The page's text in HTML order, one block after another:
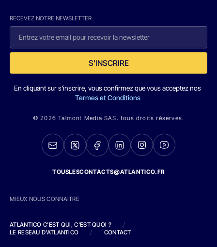
RECEVEZ NOTRE NEWSLETTER
S'INSCRIRE
En cliquant sur s'inscrire, vous confirmez que vous acceptez nos
Termes et Conditions
© 2026 Talmont Media SAS. tous droits réservés.
TOUSLESCONTACTS@ATLANTICO.FR
MIEUX NOUS CONNAITRE
ATLANTICO C'EST QUI, C'EST QUOI ?
/
LE RESEAU D'ATLANTICO
/ CONTACT